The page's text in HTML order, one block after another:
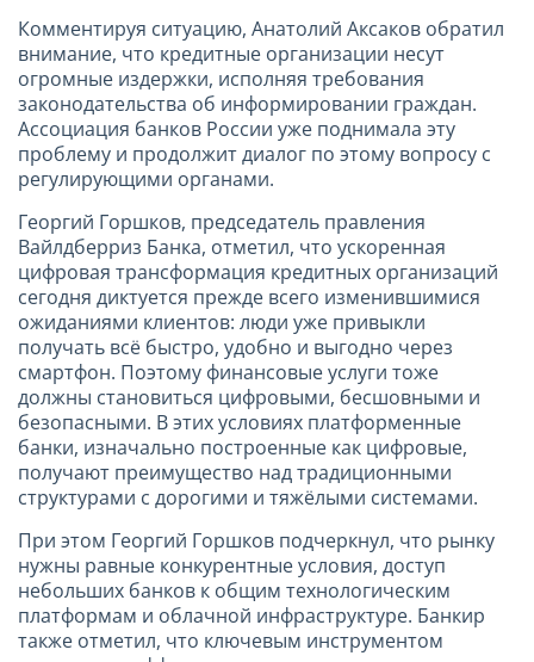
Комментируя ситуацию, Анатолий Аксаков обратил
внимание, что кредитные организации несут
огромные издержки, исполняя требования
законодательства об информировании граждан.
Ассоциация банков России уже поднимала эту
проблему и продолжит диалог по этому вопросу с
регулирующими органами.
Георгий Горшков, председатель правления
Вайлдберриз Банка, отметил, что ускоренная
цифровая трансформация кредитных организаций
сегодня диктуется прежде всего изменившимися
ожиданиями клиентов: люди уже привыкли
получать всё быстро, удобно и выгодно через
смартфон. Поэтому финансовые услуги тоже
должны становиться цифровыми, бесшовными и
безопасными. В этих условиях платформенные
банки, изначально построенные как цифровые,
получают преимущество над традиционными
структурами с дорогими и тяжёлыми системами.
При этом Георгий Горшков подчеркнул, что рынку
нужны равные конкурентные условия, доступ
небольших банков к общим технологическим
платформам и облачной инфраструктуре. Банкир
также отметил, что ключевым инструментом